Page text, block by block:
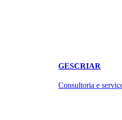
GESCRIAR
Consultoria e